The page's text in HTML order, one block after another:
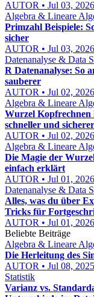
AUTOR • Jul 03, 2026
Algebra & Lineare
Primzahl Beispiele:
sicher
AUTOR • Jul 03, 2026
Datenanalyse & Data
R Datenanalyse: So
sauberer
AUTOR • Jul 02, 2026
Algebra & Lineare
Wurzel Kopfrechnen
schneller und sicherer
AUTOR • Jul 02, 2026
Algebra & Lineare
Die Magie der
einfach erklärt
AUTOR • Jul 01, 2026
Datenanalyse & Data
Alles, was du über
Tricks für
AUTOR • Jul 01, 2026
Beliebte Beiträge
Algebra & Lineare
Die Herleitung des
AUTOR • Jul 08, 2025
Statistik
Varianz vs.